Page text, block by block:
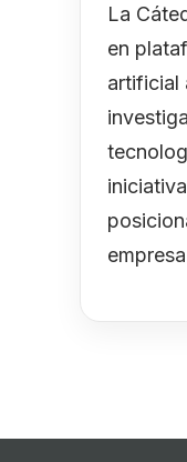
La
en
artificial